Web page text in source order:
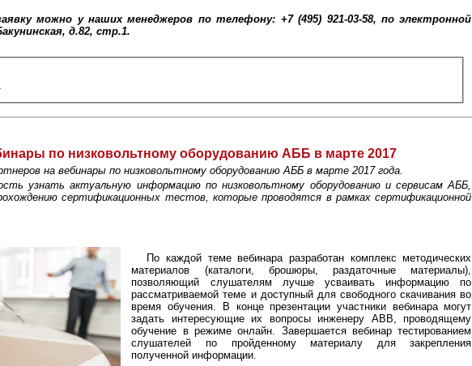
можно у наших менеджеров по телефону: +7 (495) 921-03-58, по электронной
д.82, стр.1.
по низковольтному оборудованию AББ в марте 2017
на вебинары по низковольтному оборудованию AББ в марте 2017 года.
узнать актуальную информацию по низковольтному оборудованию и сервисам AББ,
сертификационных тестов, которые проводятся в рамках сертификационной
По каждой теме вебинара разработан комплекс методических
материалов (каталоги, брошюры, раздаточные материалы),
позволяющий слушателям лучше усваивать информацию по
рассматриваемой теме и доступный для свободного скачивания во
время обучения. В конце презентации участники вебинара могут
задать интересующие их вопросы инженеру ABB, проводящему
обучение в режиме онлайн. Завершается вебинар тестированием
слушателей по пройденному материалу для закрепления
полученной информации.